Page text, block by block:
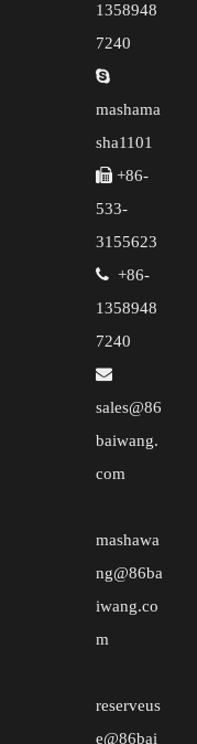
1358948
7240

mashama
sha1101
+86-
533-
3155623
 +86-
1358948
7240

sales@86
baiwang.
com
mashawa
ng@86ba
iwang.co
m
reserveus
e@86bai